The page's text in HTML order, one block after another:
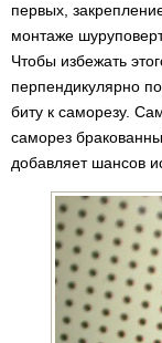
первых,
монтаже
Чтобы избежать
перпендикулярно
биту к саморезу.
саморез
добавляет шансов